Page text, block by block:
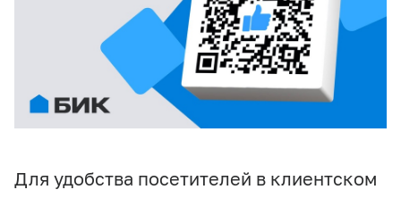
Для удобства посетителей в клиентском